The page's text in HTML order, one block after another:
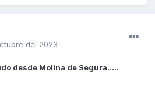
del 2023
desde Molina de Segura.....